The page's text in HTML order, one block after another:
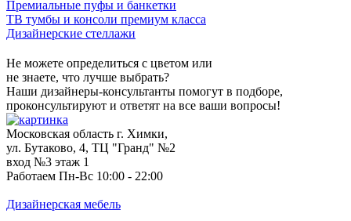
Премиальные пуфы и банкетки
ТВ тумбы и консоли премиум класса
Дизайнерские стеллажи
Не можете определиться с цветом или
не знаете, что лучше выбрать?
Наши дизайнеры-консультанты помогут в подборе,
проконсультируют и ответят на все ваши вопросы!
Московская область г. Химки,
ул. Бутаково, 4, ТЦ "Гранд" №2
вход №3 этаж 1
Работаем Пн-Вс 10:00 - 22:00
Дизайнерская мебель